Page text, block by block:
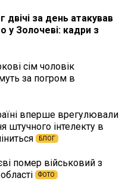
двічі за день атакував
у Золочеві: кадри з
сім чоловік
за погром в
вперше врегулювали
штучного інтелекту в
БЛОГ
помер військовий з
ФОТО